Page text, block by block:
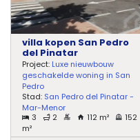
villa kopen San Pedro
del Pinatar
Project: Luxe nieuwbouw
geschakelde woning in San
Pedro
Stad: San Pedro del Pinatar -
Mar-Menor
3
2 112 m²
152
m²